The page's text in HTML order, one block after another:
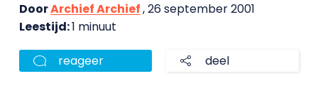
DoorArchief Archief, 26 september 2001
Leestijd:1 minuut
reageer deel